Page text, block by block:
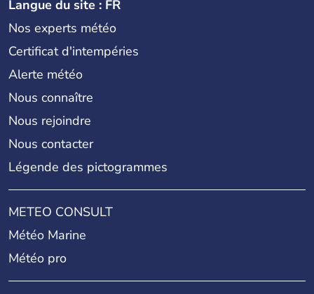
Langue du site : FR
Nos experts météo
Certificat d'intempéries
Alerte météo
Nous connaître
Nous rejoindre
Nous contacter
Légende des pictogrammes
METEO CONSULT
Météo Marine
Météo pro